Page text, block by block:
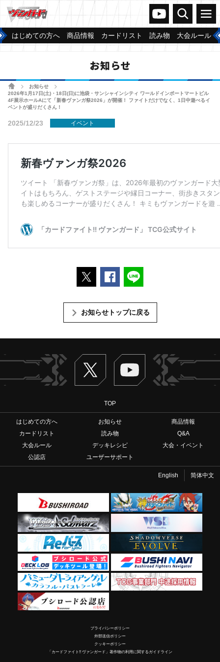
ヴァンガードch
検索 メニュー
はじめての方へ 商品情報 カードリスト 読み物 大会ルール
お知らせ
ホームお知らせ
2026年1月17日(土)・18日(日)に池袋・サンシャインシティ ワールドインポートマートビル
4F展示ホールAにて「新春ヴァンガ祭2026」が開催！ ファイトだけでなく、1日中遊べるイ
ベントが盛りだくさん！
2025/12/23 イベント
ポストするFacebookでシェアする
お知らせトップに戻る
Twitter ヴァンガードch
TOP
はじめての方へ お知らせ
商品情報
カードリスト
読み物
Q&A
大会ルール
デッキレシピ
大会・イベント
公認店
ユーザーサポート
English 简体中文
プライバシーポリシー
外部送信ポリシー
クッキーポリシー
「カードファイト!! ヴァンガード」著作物の利用に関するガイドライン